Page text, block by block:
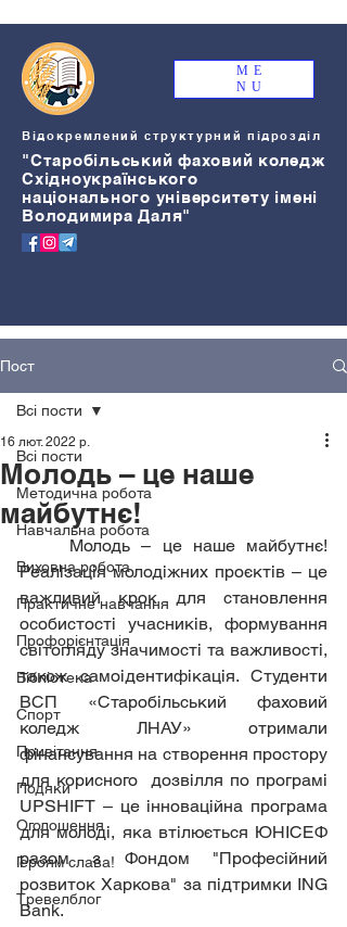
ME
NU
Відокремлений структурний підрозділ
"Старобільський фаховий коледж
Східноукраїнського
національного університету імені
Володимира Даля"
Пост
Всі пости
Методична робота
Навчальна робота
Виховна робота
Практичне навчання
Профорієнтація
Бібліотека
Спорт
Привітання
Подяки
Оголошення
Героям слава!
Тревелблог
Всі пости
Молодь – це наше
майбутнє!
16 лют. 2022 р.
Реалізація молодіжних проєктів – це
важливий крок для становлення
особистості учасників, формування
світогляду значимості та важливості,
також самоідентифікація. Студенти
ВСП «Старобільський фаховий
коледж ЛНАУ» отримали
фінансування на створення простору
для корисного  дозвілля по програмі
UPSHIFT – це інноваційна програма
для молоді, яка втілюється ЮНІСЕФ
разом з Фондом "Професійний
розвиток Харкова" за підтримки ING
Bank.